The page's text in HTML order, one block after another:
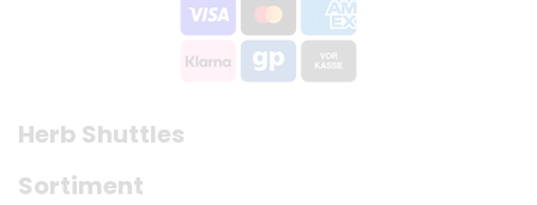
Herb Shuttles
Sortiment